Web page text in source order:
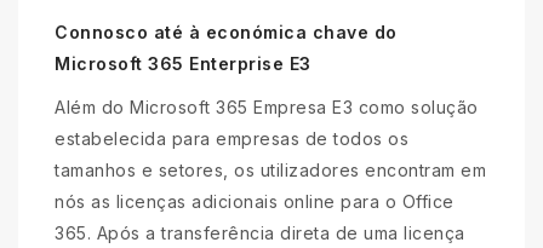
Connosco até à económica chave do
Microsoft 365 Enterprise E3
Além do Microsoft 365 Empresa E3 como solução
estabelecida para empresas de todos os
tamanhos e setores, os utilizadores encontram em
nós as licenças adicionais online para o Office
365. Após a transferência direta de uma licença